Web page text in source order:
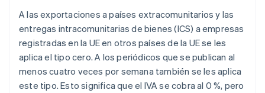
A las exportaciones a países extracomunitarios y las
entregas intracomunitarias de bienes (ICS) a empresas
registradas en la UE en otros países de la UE se les
aplica el tipo cero. A los periódicos que se publican al
menos cuatro veces por semana también se les aplica
este tipo. Esto significa que el IVA se cobra al 0 %, pero